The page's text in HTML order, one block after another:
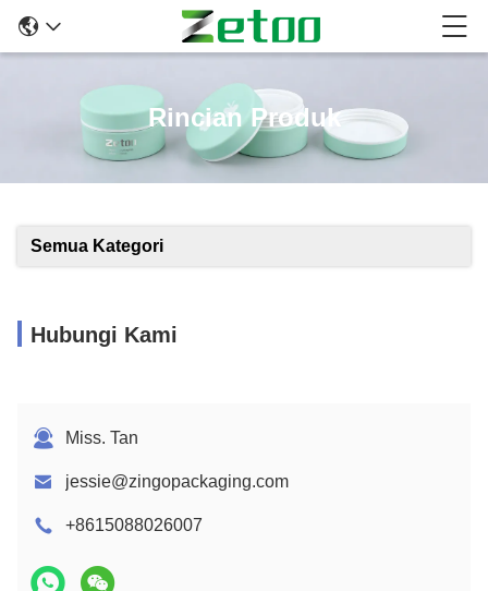
Rincian Produk
Semua Kategori
Hubungi Kami
Miss. Tan
jessie@zingopackaging.com
+8615088026007